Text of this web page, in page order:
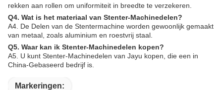
rekken aan rollen om uniformiteit in breedte te verzekeren.
Q4. Wat is het materiaal van Stenter-Machinedelen?
A4. De Delen van de Stentermachine worden gewoonlijk gemaakt
van metaal, zoals aluminium en roestvrij staal.
Q5. Waar kan ik Stenter-Machinedelen kopen?
A5. U kunt Stenter-Machinedelen van Jayu kopen, die een in
China-Gebaseerd bedrijf is.
Markeringen: